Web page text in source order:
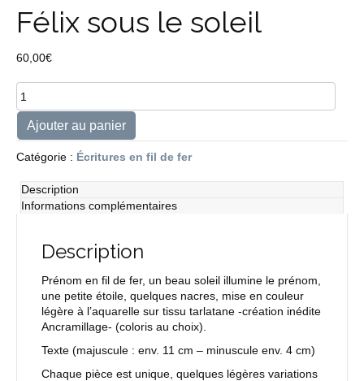
Félix sous le soleil
60,00€
quantité
de
Félix
sous
le
Ajouter au panier
Catégorie : Écritures en fil de fer
Description
Informations complémentaires
Description
Prénom en fil de fer, un beau soleil illumine le prénom,
une petite étoile, quelques nacres, mise en couleur
légère à l’aquarelle sur tissu tarlatane -création inédite
Ancramillage- (coloris au choix).
Texte (majuscule : env. 11 cm – minuscule env. 4 cm)
Chaque pièce est unique, quelques légères variations